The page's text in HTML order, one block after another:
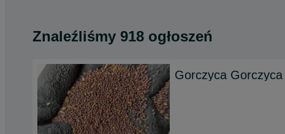
Znaleźliśmy 918 ogłoszeń
Gorczyca Gorczyca